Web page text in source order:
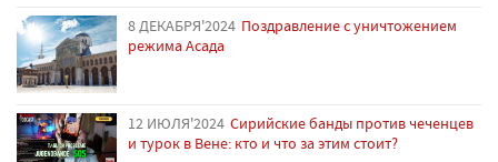
8 ДЕКАБРЯ'2024 Поздравление с уничтожением
режима Асада
12 ИЮЛЯ'2024 Сирийские банды против чеченцев
и турок в Вене: кто и что за этим стоит?